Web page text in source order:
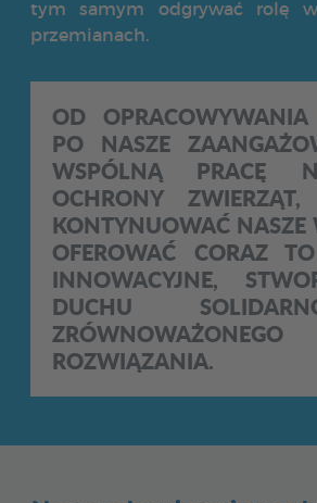
tym samym odgrywać rolę w
przemianach.
OD OPRACOWYWANIA
PO NASZE
WSPÓLNĄ PRACĘ
OCHRONY ZWIERZĄT,
KONTYNUOWAĆ NASZE
OFEROWAĆ CORAZ
INNOWACYJNE,
DUCHU
ZRÓWNOWAŻONEGO
ROZWIĄZANIA.